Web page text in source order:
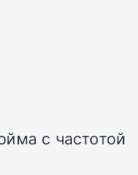
с частотой